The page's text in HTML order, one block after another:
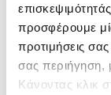
προσφέρουμε
προτιμήσεις
σας περιήγηση,
Κάνοντας κλικ